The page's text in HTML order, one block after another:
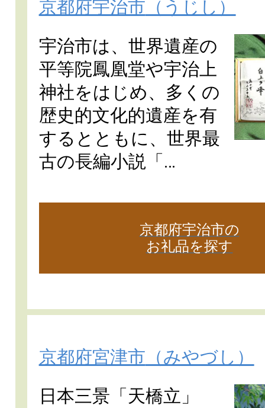
京都府宇治市 （うじし）
宇治市は、世界遺産の
平等院鳳凰堂や宇治上
神社をはじめ、多くの
歴史的文化的遺産を有
するとともに、世界最
古の長編小説「…
京都府宇治市の
お礼品を探す
京都府宮津市 （みやづし）
日本三景「天橋立」